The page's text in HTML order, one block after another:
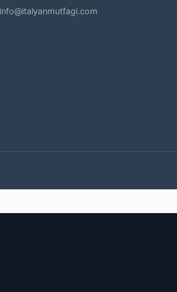
info@italyanmutfagi.com